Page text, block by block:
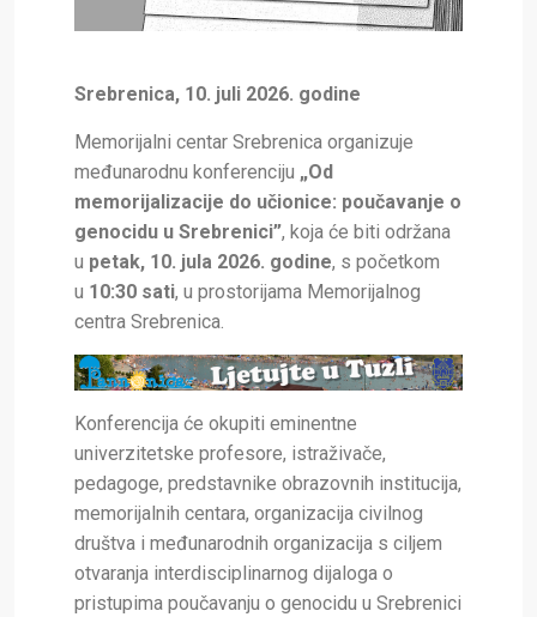
Srebrenica, 10. juli 2026. godine
Memorijalni centar Srebrenica organizuje
međunarodnu konferenciju „Od
memorijalizacije do učionice: poučavanje o
genocidu u Srebrenici”, koja će biti održana
u petak, 10. jula 2026. godine, s početkom
u 10:30 sati, u prostorijama Memorijalnog
centra Srebrenica.
Konferencija će okupiti eminentne
univerzitetske profesore, istraživače,
pedagoge, predstavnike obrazovnih institucija,
memorijalnih centara, organizacija civilnog
društva i međunarodnih organizacija s ciljem
otvaranja interdisciplinarnog dijaloga o
pristupima poučavanju o genocidu u Srebrenici